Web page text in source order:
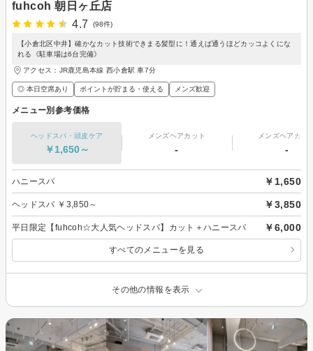
fuhcoh 朝日ヶ丘店
4.7
(98件)
【小倉北区中井】確かなカット技術できまる髪型に！通えば通うほどカッコよくにな
れる《駐車場は6台完備》
アクセス：JR鹿児島本線 西小倉駅 車7分
◎ 本日空席あり ポイントが貯まる・使える メンズ歓迎
メニュー別参考価格
ヘッドスパ・頭皮ケア
￥1,650～
メンズヘアカット
-
メンズヘアカラ
-
ハニースパ ￥1,650
ヘッドスパ ￥3,850～ ￥3,850
平日限定【fuhcoh☆大人気ヘッドスパ】カット＋ハニースパ ￥6,000
すべてのメニューを見る
その他の情報を表示